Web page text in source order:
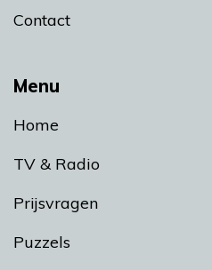
Menu
Home
TV & Radio
Prijsvragen
Puzzels
Contact